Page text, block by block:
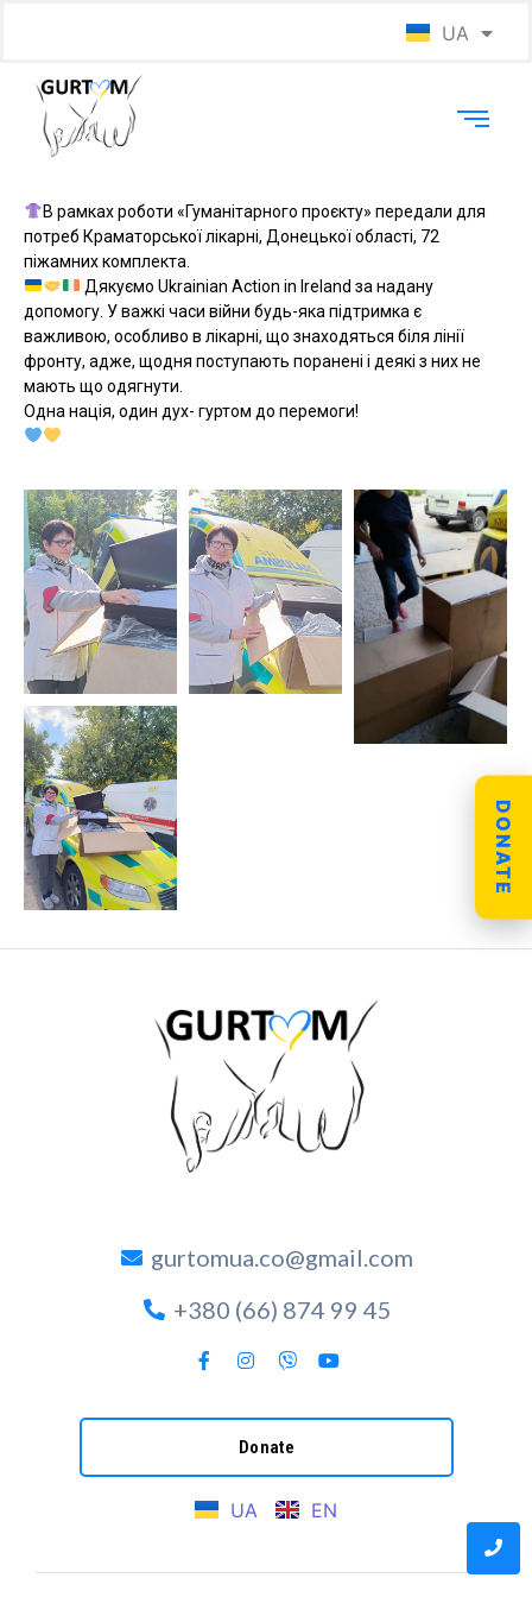
UA
EN
В рамках роботи «Гуманітарного проєкту» передали для
потреб Краматорської лікарні, Донецької області, 72
піжамних комплекта.
Дякуємо Ukrainian Action in Ireland за надану
допомогу. У важкі часи війни будь-яка підтримка є
важливою, особливо в лікарні, що знаходяться біля лінії
фронту, адже, щодня поступають поранені і деякі з них не
мають що одягнути.
Одна нація, один дух- гуртом до перемоги!
gurtomua.co@gmail.com
+380 (66) 874 99 45
Donate
UA EN
DONATE